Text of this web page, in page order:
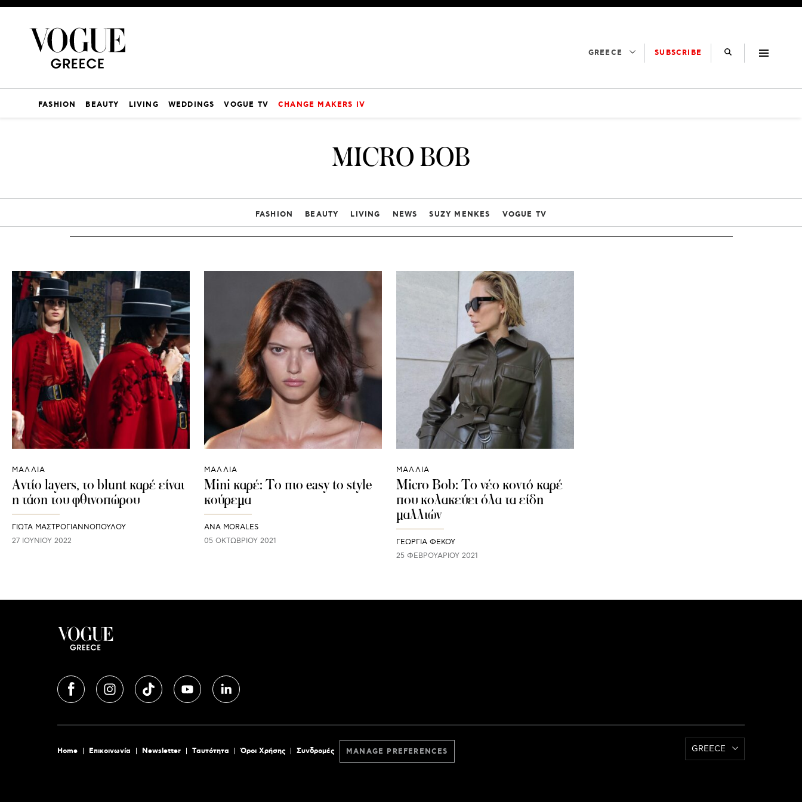
GREECE SUBSCRIBE
FASHION BEAUTY LIVING WEDDINGS VOGUE TV CHANGE MAKERS IV
MICRO BOB
FASHION BEAUTY LIVING NEWS SUZY MENKES VOGUE TV
ΜΑΛΛΙΑ
Αντίο layers, το blunt καρέ είναι
η τάση του φθινοπώρου
ΓΙΩΤΑ ΜΑΣΤΡΟΓΙΑΝΝΟΠΟΥΛΟΥ
27 ΙΟΥΝΊΟΥ 2022
ΜΑΛΛΙΑ
Mini καρέ: Το πιο easy to style
κούρεμα
ANA MORALES
05 ΟΚΤΩΒΡΊΟΥ 2021
ΜΑΛΛΙΑ
Micro Bob: To νέο κοντό καρέ
που κολακεύει όλα τα είδη
μαλλιών
ΓΕΩΡΓΙΑ ΦΕΚΟΥ
25 ΦΕΒΡΟΥΑΡΊΟΥ 2021
Home Επικοινωνία Newsletter Tαυτότητα Όροι Χρήσης Συνδρομές MANAGE PREFERENCES GREECE